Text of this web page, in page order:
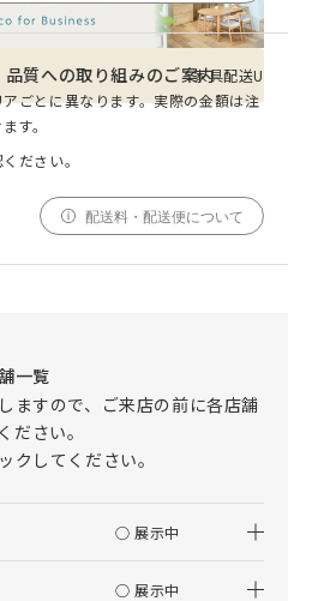
品質への取り組みのご案内家具配送U
ごとに異なります。実際の金額は注
す。
ださい。
配送料・配送便について
一覧
ますので、ご来店の前に各店舗
ださい。
してください。
○ 展示中
○ 展示中